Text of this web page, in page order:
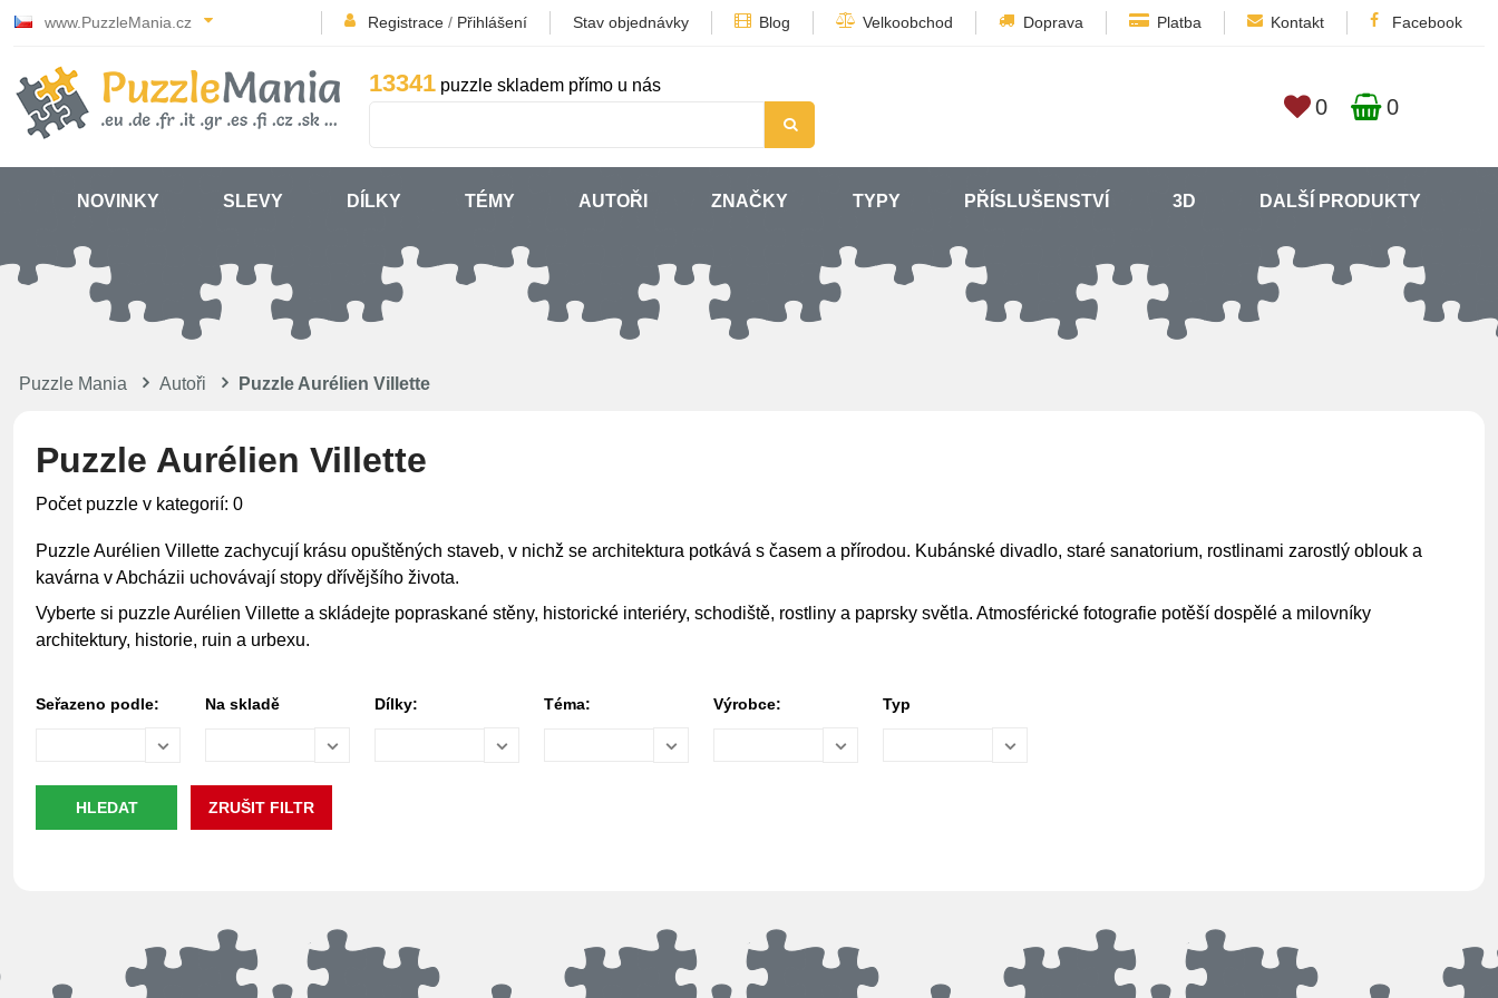
www.PuzzleMania.cz Registrace / Přihlášení Stav objednávky Blog Velkoobchod Doprava Platba Kontakt Facebook
13341 puzzle skladem přímo u nás
0 0
NOVINKY SLEVY DÍLKY TÉMY AUTOŘI ZNAČKY TYPY PŘÍSLUŠENSTVÍ 3D DALŠÍ PRODUKTY
Puzzle Mania Autoři Puzzle Aurélien Villette
Puzzle Aurélien Villette
Počet puzzle v kategorií: 0
Puzzle Aurélien Villette zachycují krásu opuštěných staveb, v nichž se architektura potkává s časem a přírodou. Kubánské divadlo, staré sanatorium, rostlinami zarostlý oblouk a
kavárna v Abcházii uchovávají stopy dřívějšího života.
Vyberte si puzzle Aurélien Villette a skládejte popraskané stěny, historické interiéry, schodiště, rostliny a paprsky světla. Atmosférické fotografie potěší dospělé a milovníky
architektury, historie, ruin a urbexu.
Seřazeno podle: Na skladě Dílky: Téma: Výrobce: Typ